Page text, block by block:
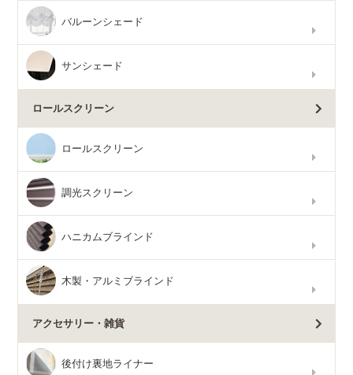
バルーンシェード
サンシェード
ロールスクリーン
ロールスクリーン
調光スクリーン
ハニカムブラインド
木製・アルミブラインド
アクセサリー・雑貨
後付け裏地ライナー